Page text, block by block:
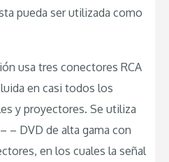
pueda ser utilizada como
usa tres conectores RCA
en casi todos los
y proyectores. Se utiliza
– DVD de alta gama con
en los cuales la señal